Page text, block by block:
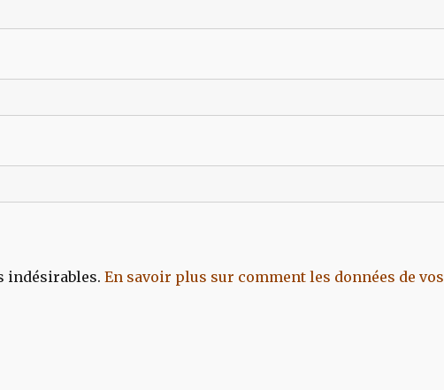
indésirables.En savoir plus sur comment les données de vos